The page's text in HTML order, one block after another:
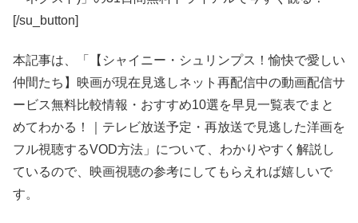
[/su_button]
本記事は、「【シャイニー・シュリンプス！愉快で愛しい
仲間たち】映画が現在見逃しネット再配信中の動画配信サ
ービス無料比較情報・おすすめ10選を早見一覧表でまと
めてわかる！｜テレビ放送予定・再放送で見逃した洋画を
フル視聴するVOD方法」について、わかりやすく解説し
ているので、映画視聴の参考にしてもらえれば嬉しいで
す。